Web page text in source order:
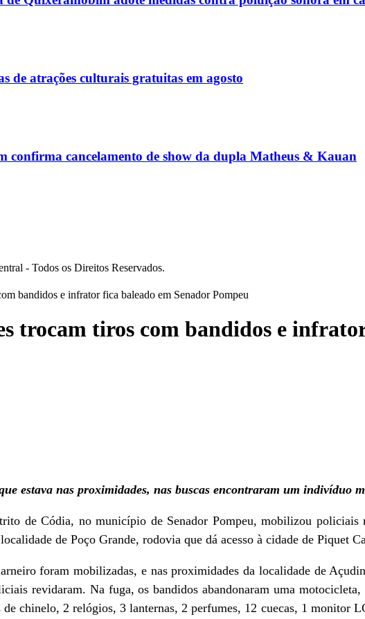
de atrações culturais gratuitas em agosto
confirma cancelamento de show da dupla Matheus & Kauan
- Todos os Direitos Reservados.
bandidos e infrator fica baleado em Senador Pompeu
trocam tiros com bandidos e
estava nas proximidades, nas buscas encontraram um indivíduo
de Códia, no município de Senador Pompeu, mobilizou
de Poço Grande, rodovia que dá acesso à cidade de Piquet
foram mobilizadas, e nas proximidades da localidade de
revidaram. Na fuga, os bandidos abandonaram uma
chinelo, 2 relógios, 3 lanternas, 2 perfumes, 12 cuecas, 1 monitor